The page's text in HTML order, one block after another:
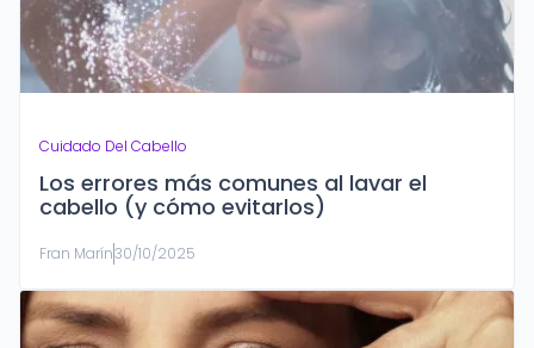
Cuidado Del Cabello
Los errores más comunes al lavar el
cabello (y cómo evitarlos)
Fran Marín30/10/2025